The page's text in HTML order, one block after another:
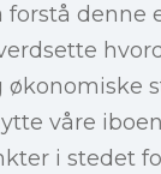
forstå denne
økonomiske
våre
i stedet